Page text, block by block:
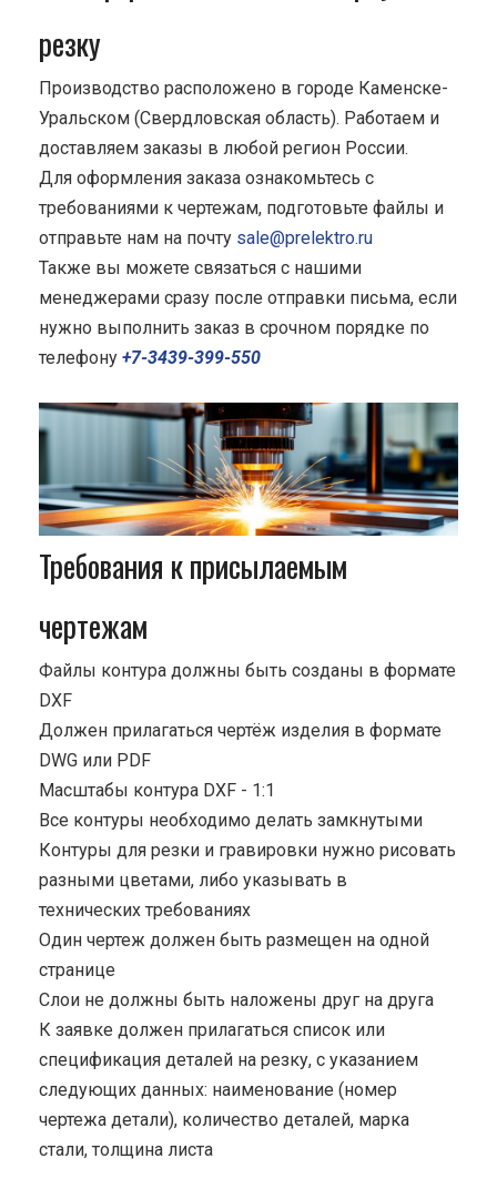
резку
Производство расположено в городе Каменске-
Уральском (Свердловская область). Работаем и
доставляем заказы в любой регион России.
Для оформления заказа ознакомьтесь с
требованиями к чертежам, подготовьте файлы и
отправьте нам на почту sale@prelektro.ru
Также вы можете связаться с нашими
менеджерами сразу после отправки письма, если
нужно выполнить заказ в срочном порядке по
телефону +7-3439-399-550
Требования к присылаемым
чертежам
Файлы контура должны быть созданы в формате
DXF
Должен прилагаться чертёж изделия в формате
DWG или PDF
Масштабы контура DXF - 1:1
Все контуры необходимо делать замкнутыми
Контуры для резки и гравировки нужно рисовать
разными цветами, либо указывать в
технических требованиях
Один чертеж должен быть размещен на одной
странице
Cлои не должны быть наложены друг на друга
К заявке должен прилагаться список или
спецификация деталей на резку, с указанием
следующих данных: наименование (номер
чертежа детали), количество деталей, марка
стали, толщина листа